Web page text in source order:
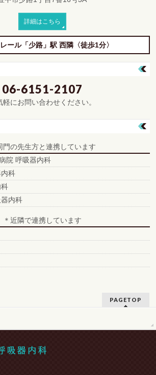
詳細はこちら
ール「少路」駅 西隣〈徒歩1分〉
06-6151-2107
軽にお問い合わせください。
門の先生方と連携しています
院呼吸器内科
科
内科
＊近隣で連携しています
PAGETOP